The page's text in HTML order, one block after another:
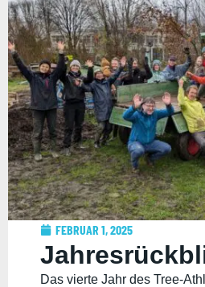
FEBRUAR 1, 2025
Das vierte Jahr des Tree-